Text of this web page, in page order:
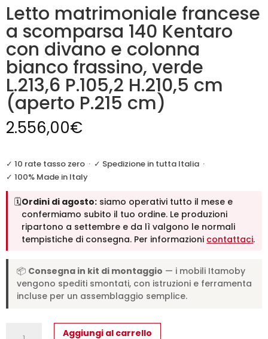
Letto matrimoniale francese
a scomparsa 140 Kentaro
con divano e colonna
bianco frassino, verde
L.213,6 P.105,2 H.210,5 cm
(aperto P.215 cm)
2.556,00€
✓ 10 rate tasso zero · ✓ Spedizione in tutta Italia ·
✓ 100% Made in Italy
🗓️Ordini di agosto: siamo operativi tutto il mese e
confermiamo subito il tuo ordine. Le produzioni
ripartono a settembre e da lì valgono le normali
tempistiche di consegna. Per informazioni contattaci.
📦 Consegna in kit di montaggio — i mobili Itamoby
vengono spediti smontati, con istruzioni e ferramenta
incluse per un assemblaggio semplice.
Aggiungi al carrello